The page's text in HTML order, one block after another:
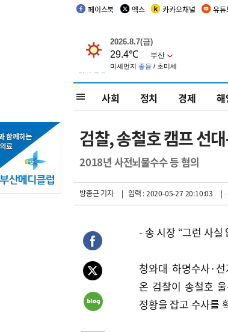
페이스북 엑스 카카오채널 유튜
사회 정치 경제 해
검찰, 송철호 캠프 선
2018년 사전뇌물수수 등 혐의
방종근 기자 | 입력 : 2020-05-27 20:10:03 |
- 송 시장 “그런 사실
청와대 하명수사·
온 검찰이 송철호
정황을 잡고 수사를